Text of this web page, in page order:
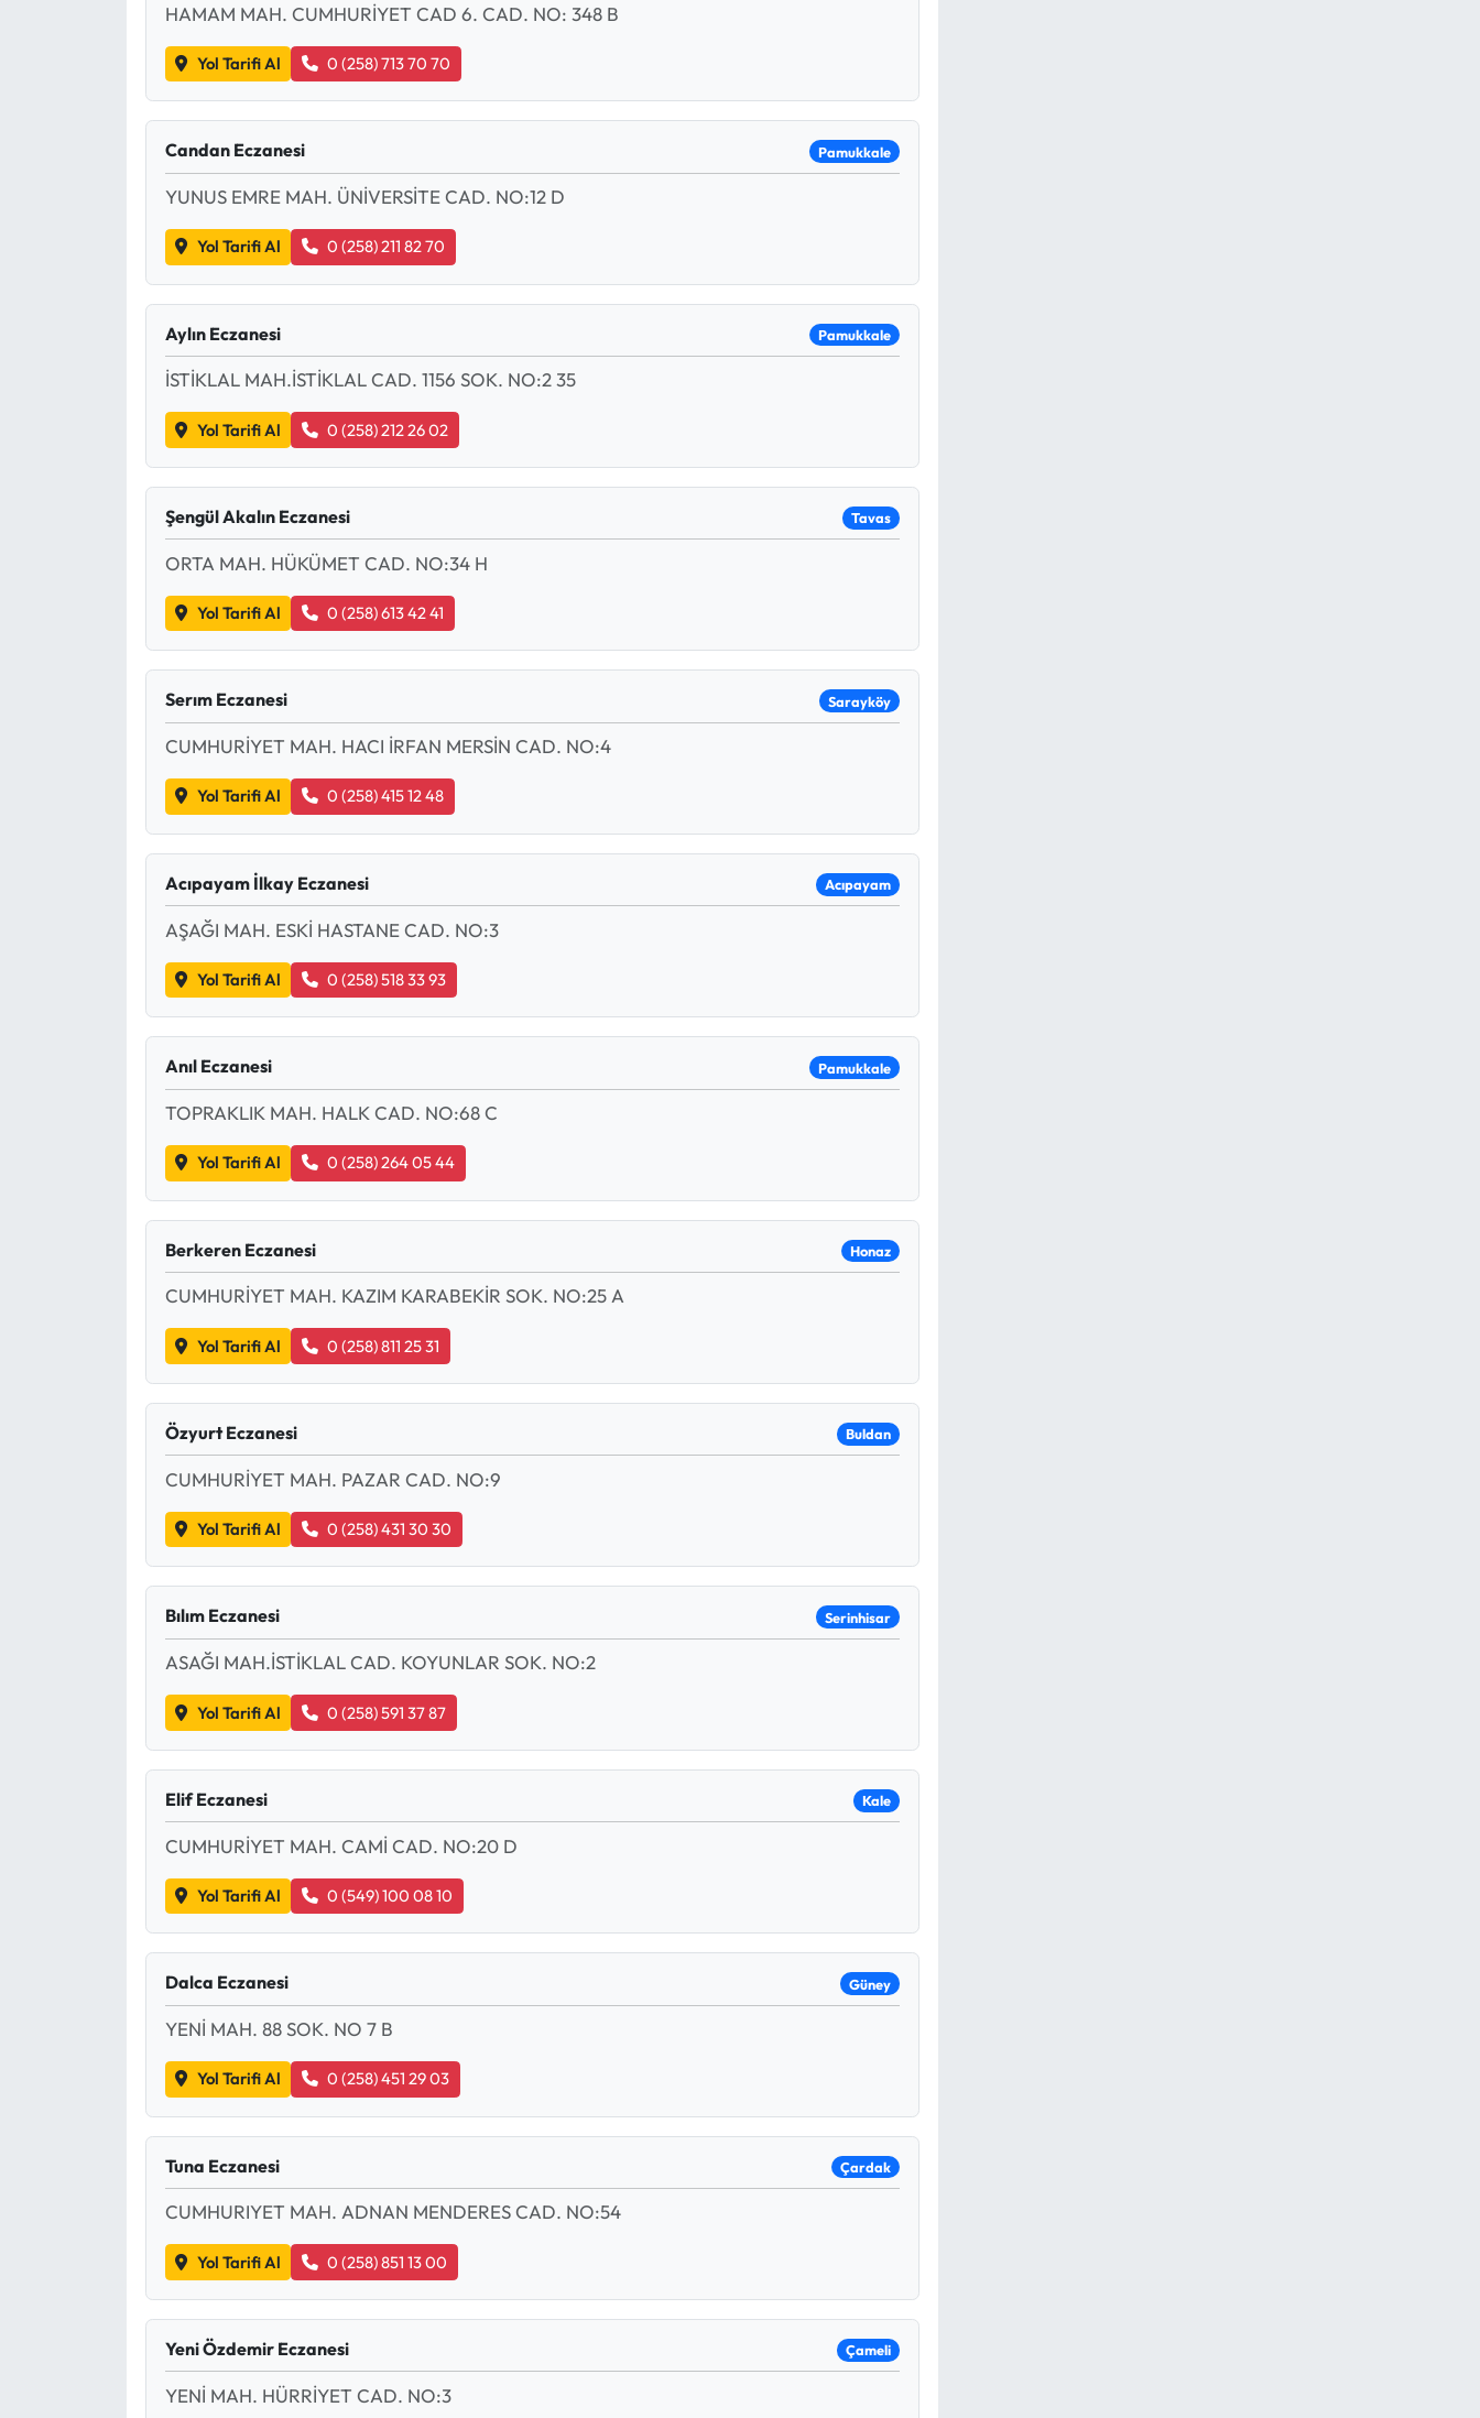
HAMAM MAH. CUMHURİYET CAD 6. CAD. NO: 348 B
Yol Tarifi Al 0 (258) 713 70 70
Candan Eczanesi Pamukkale
YUNUS EMRE MAH. ÜNİVERSİTE CAD. NO:12 D
Yol Tarifi Al 0 (258) 211 82 70
Aylın Eczanesi Pamukkale
İSTİKLAL MAH.İSTİKLAL CAD. 1156 SOK. NO:2 35
Yol Tarifi Al 0 (258) 212 26 02
Şengül Akalın Eczanesi Tavas
ORTA MAH. HÜKÜMET CAD. NO:34 H
Yol Tarifi Al 0 (258) 613 42 41
Serım Eczanesi Sarayköy
CUMHURİYET MAH. HACI İRFAN MERSİN CAD. NO:4
Yol Tarifi Al 0 (258) 415 12 48
Acıpayam İlkay Eczanesi Acıpayam
AŞAĞI MAH. ESKİ HASTANE CAD. NO:3
Yol Tarifi Al 0 (258) 518 33 93
Anıl Eczanesi Pamukkale
TOPRAKLIK MAH. HALK CAD. NO:68 C
Yol Tarifi Al 0 (258) 264 05 44
Berkeren Eczanesi Honaz
CUMHURİYET MAH. KAZIM KARABEKİR SOK. NO:25 A
Yol Tarifi Al 0 (258) 811 25 31
Özyurt Eczanesi Buldan
CUMHURİYET MAH. PAZAR CAD. NO:9
Yol Tarifi Al 0 (258) 431 30 30
Bılım Eczanesi Serinhisar
ASAĞI MAH.İSTİKLAL CAD. KOYUNLAR SOK. NO:2
Yol Tarifi Al 0 (258) 591 37 87
Elif Eczanesi Kale
CUMHURİYET MAH. CAMİ CAD. NO:20 D
Yol Tarifi Al 0 (549) 100 08 10
Dalca Eczanesi Güney
YENİ MAH. 88 SOK. NO 7 B
Yol Tarifi Al 0 (258) 451 29 03
Tuna Eczanesi Çardak
CUMHURIYET MAH. ADNAN MENDERES CAD. NO:54
Yol Tarifi Al 0 (258) 851 13 00
Yeni Özdemir Eczanesi Çameli
YENİ MAH. HÜRRİYET CAD. NO:3